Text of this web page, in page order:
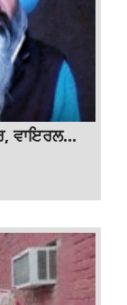
ਵਾਇਰਲ...